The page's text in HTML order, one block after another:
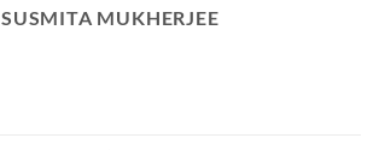
SUSMITA MUKHERJEE